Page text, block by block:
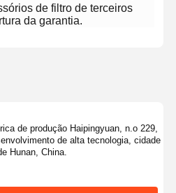
de laboratório
de filtro de terceiros
da garantia.
de produção Haipingyuan, n.o 229,
de alta tecnologia, cidade
Hunan, China.